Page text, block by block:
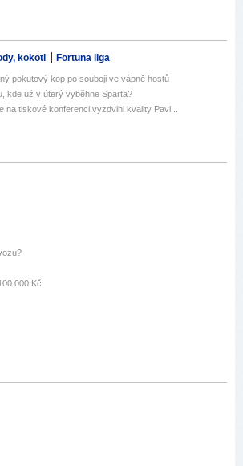
kokoti Fortuna liga
pokutový kop po souboji ve vápně hostů
kde už v úterý vyběhne Sparta?
na tiskové konferenci vyzdvihl kvality Pavl...
000 Kč